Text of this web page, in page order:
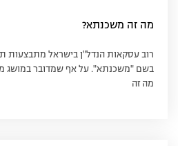
מה זה משכנתא?
רוב עסקאות הנדל"ן בישראל מתבצעות
בשם "משכנתא". על אף שמדובר במושג
מה זה